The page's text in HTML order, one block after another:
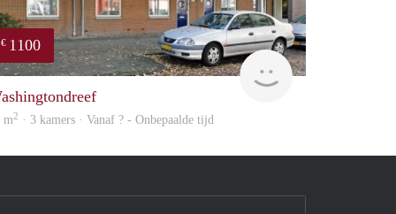
€ 1100
rent
m2 · 3 kamers · Vanaf ? - Onbepaalde tijd